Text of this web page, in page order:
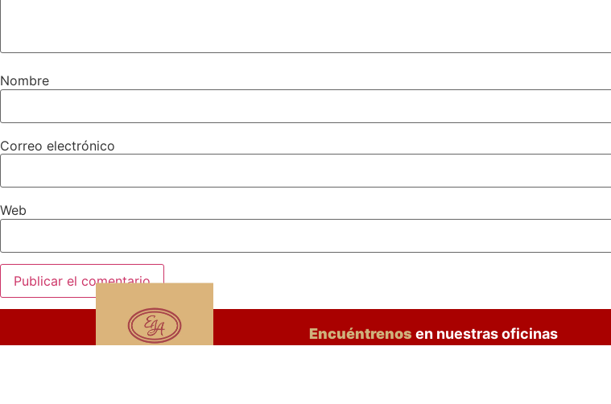
Nombre
Correo electrónico
Web
Encuéntrenos en nuestras oficinas